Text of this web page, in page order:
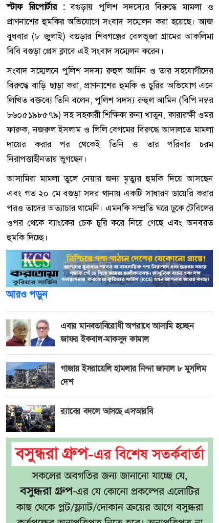
স্টাফ রিপোর্টার :বগুড়ায় পুলিশ সদস্যের বিরুদ্ধে মামলা ও
প্রাণনাশের হুমকির অভিযোগে সংবাদ সম্মেলন করা হয়েছে। আজ
বুধবার (৮ জুলাই) বগুড়ার শিবগঞ্জের বেলভূজা গ্রামের আকলিমা
বিবি বগুড়া প্রেস ক্লাবে এই সংবাদ সম্মেলন করেন।
সংবাদ সম্মেলনে পুলিশ সদস্য রুহুল আমিন ও তার সহযোগীদের
বিরুদ্ধে বাড়ি ছাড়া করা, প্রাণনাশের হুমকি ও চুরির অভিযোগ এনে
লিখিত বক্তব্যে তিনি বলেন, পুলিশ সদস্য রুহুল আমিন (বিপি নম্বর
৮৬০৫১৯৮৫৭৯) সহ সহকারী শিক্ষিকা রুনা খাতুন, কারারক্ষী ওমর
ফারুক, নজরুল ইসলাম ও লিলি বেগমের বিরুদ্ধে আদালতে মামলা
দায়ের করার পর থেকেই তিনি ও তার পরিবার চরম
নিরাপত্তাহীনতায় ভুগছেন।
আসামিরা মামলা তুলে নেয়ার জন্য মৃত্যুর হুমকি দিয়ে আসছেন
এবং গত ২০ মে বগুড়া সদর থানায় একটি সাধারণ ডায়েরি করার
পরও তাদের অত্যাচার থামেনি। এমনকি সম্প্রতি ঘরে ঢুকে টেবিলের
ওপর থেকে ব্যাংকের চেক চুরি করে নিয়ে গেছে এবং অনবরত
হুমকি দিচ্ছে।
আরও পড়ুন
এবার মানবতাবিরোধী অপরাধে আসামি হচ্ছেন
জাফর ইকবাল-মাকসুদ কামাল
গাজায় ইসরায়েলি হামলার নিন্দা জানাল ৮ মুসলিম
দেশ
র‍্যাবের বদলে আসছে এসআরবি